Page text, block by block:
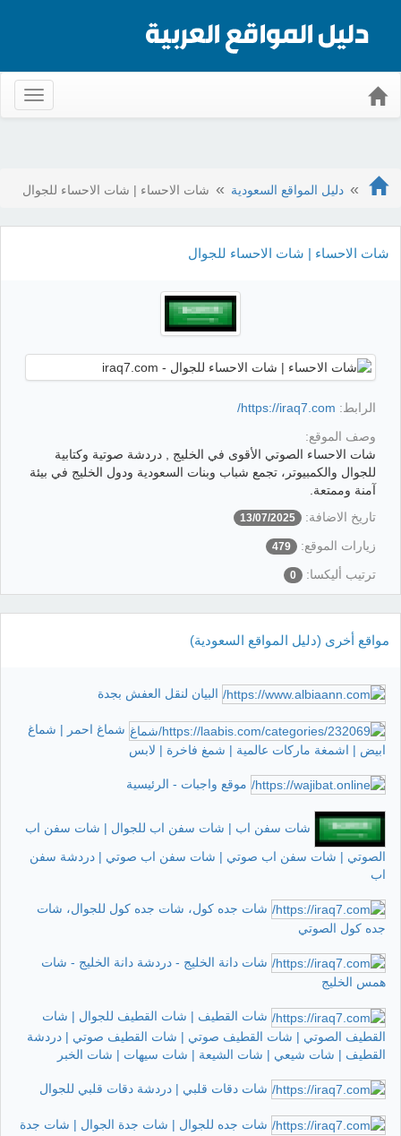
دليل المواقع السعودية شات الاحساء | شات الاحساء للجوال
شات الاحساء | شات الاحساء للجوال
الرابط: https://iraq7.com/
وصف الموقع:
شات الاحساء الصوتي الأقوى في الخليج , دردشة صوتية وكتابية
للجوال والكمبيوتر، تجمع شباب وبنات السعودية ودول الخليج في بيئة
آمنة وممتعة.
تاريخ الاضافة:
13/07/2025
زيارات الموقع: 479
ترتيب أليكسا: 0
مواقع أخرى (دليل المواقع السعودية)
البيان لنقل العفش بجدة
شماغ احمر | شماغ
ابيض | اشمغة ماركات عالمية | شمغ فاخرة | لابس
موقع واجبات - الرئيسية
شات سفن اب | شات سفن اب للجوال | شات سفن اب
الصوتي | شات سفن اب صوتي | شات سفن اب صوتي | دردشة سفن
اب
شات جده كول، شات جده كول للجوال، شات
جده كول الصوتي
شات دانة الخليج - دردشة دانة الخليج - شات
همس الخليج
شات القطيف | شات القطيف للجوال | شات
القطيف الصوتي | شات القطيف صوتي | شات القطيف صوتي | دردشة
القطيف | شات شيعي | شات الشيعة | شات سيهات | شات الخبر
شات دقات قلبي | دردشة دقات قلبي للجوال
شات جده للجوال | شات جدة الجوال | شات جدة